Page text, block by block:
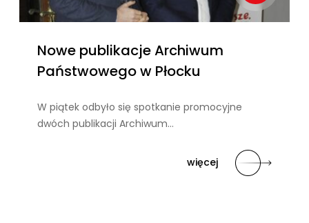
Nowe publikacje Archiwum
Państwowego w Płocku
W piątek odbyło się spotkanie promocyjne
dwóch publikacji Archiwum…
więcej